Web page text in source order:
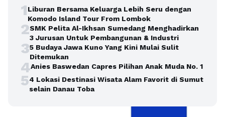
1Liburan Bersama Keluarga Lebih Seru dengan
Komodo Island Tour From Lombok
2SMK Pelita Al-Ikhsan Sumedang Menghadirkan
3 Jurusan Untuk Pembangunan & Industri
35 Budaya Jawa Kuno Yang Kini Mulai Sulit
Ditemukan
4Anies Baswedan Capres Pilihan Anak Muda No. 1
54 Lokasi Destinasi Wisata Alam Favorit di Sumut
selain Danau Toba